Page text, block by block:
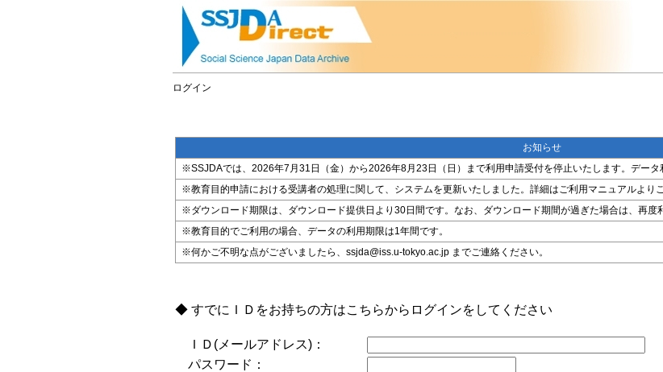
ログイン
お知らせ
※SSJDAでは、2026年7月31日（金）から2026年8月23日（日）まで利用申請受付を停止いたします。データ
※教育目的申請における受講者の処理に関して、システムを更新いたしました。詳細はご利用マニュアルより
※ダウンロード期限は、ダウンロード提供日より30日間です。なお、ダウンロード期間が過ぎた場合は、再度
※教育目的でご利用の場合、データの利用期限は1年間です。
※何かご不明な点がございましたら、ssjda@iss.u-tokyo.ac.jp までご連絡ください。
◆ すでにＩＤをお持ちの方はこちらからログインをしてください
ＩＤ(メールアドレス)：
パスワード：